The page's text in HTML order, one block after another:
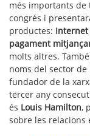
més importants
congrés i
productes: Internet
pagament
molts altres.
noms del sector de
fundador de la
tercer any
és Louis Hamilton,
sobre les